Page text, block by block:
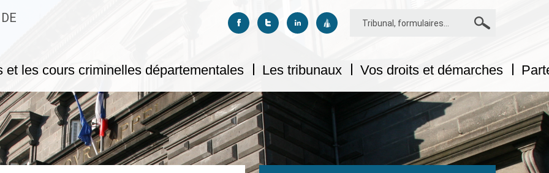
Suivez-nous sur facebook
Suivez-nous sur twitter
Suivez-nous sur linkedin
Suivez-nous sur dailymotion
et les cours criminelles départementales Les tribunaux Vos droits et démarches